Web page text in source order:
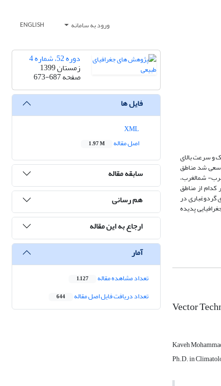
ورود به سامانه ENGLISH
و سرعت ‏بالای
در 550 نانومتر بر روی گسترة ایران، سعی شد مناطق
شمال‏غرب،
از مناطق
گردوغباری در
پدیده
Vector
Kaveh
Ph.D. in
دوره 52، شماره 4
زمستان 1399
صفحه673-687
فایل ها
اصل مقاله
1.97 M
سابقه مقاله
هم رسانی
ارجاع به این مقاله
آمار
تعداد مشاهده مقاله 1,127
تعداد دریافت فایل اصل مقاله 644